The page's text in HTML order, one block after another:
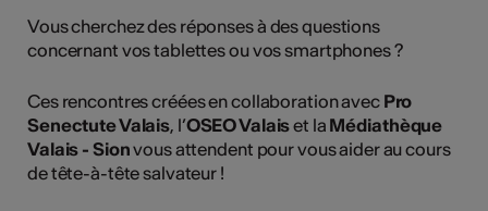
Vous cherchez des réponses à des questions
concernant vos tablettes ou vos smartphones ?
Ces rencontres créées en collaboration avec Pro
Senectute Valais, l’OSEO Valaiset la Médiathèque
Valais - Sionvous attendent pour vous aider au cours
de tête-à-tête salvateur !